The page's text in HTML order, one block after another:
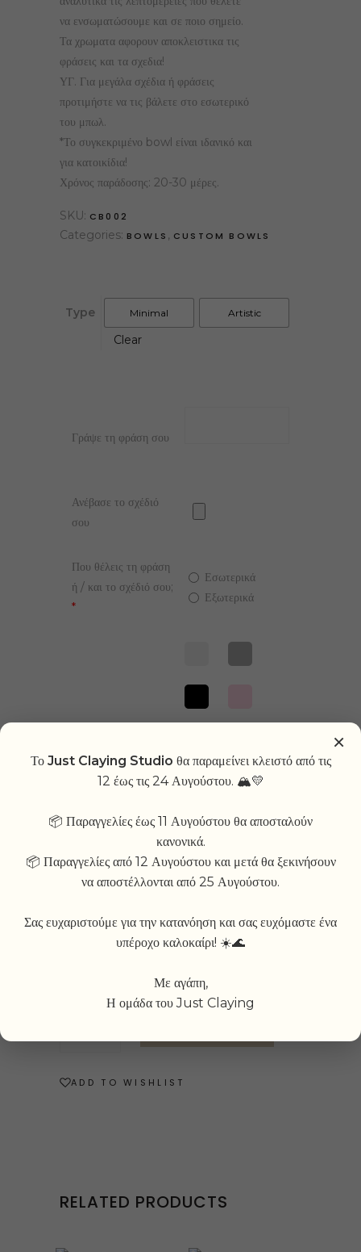
να ενσωματώσουμε και σε ποιο σημείο.
Τα χρωματα αφορουν αποκλειστικα τις
φράσεις και τα σχεδια!
ΥΓ. Για μεγάλα σχέδια ή φράσεις
προτιμήστε να τις βάλετε στο εσωτερικό
του μπωλ.
*Το συγκεκριμένο bowl είναι ιδανικό και
για κατοικίδια!
Χρόνος παράδοσης: 20-30 μέρες.
SKU: CB002
Categories: BOWLS , CUSTOM BOWLS
Type Minimal Artistic
Clear
Γράψε τη φράση σου
Ανέβασε το σχέδιό
σου
Που θέλεις τη φράση
ή / και το σχέδιό σου;
*
Εσωτερικά
Εξωτερικά
Διάλεξε χρώματα*
quantity
ADD TO WISHLIST
RELATED PRODUCTS
×
Το Just Claying Studio θα παραμείνει κλειστό από τις
12 έως τις 24 Αυγούστου. 🏔💛
📦 Παραγγελίες έως 11 Αυγούστου θα αποσταλούν
κανονικά.
📦 Παραγγελίες από 12 Αυγούστου και μετά θα ξεκινήσουν
να αποστέλλονται από 25 Αυγούστου.
Σας ευχαριστούμε για την κατανόηση και σας ευχόμαστε ένα
υπέροχο καλοκαίρι! ☀️🌊
Με αγάπη,
Η ομάδα του Just Claying